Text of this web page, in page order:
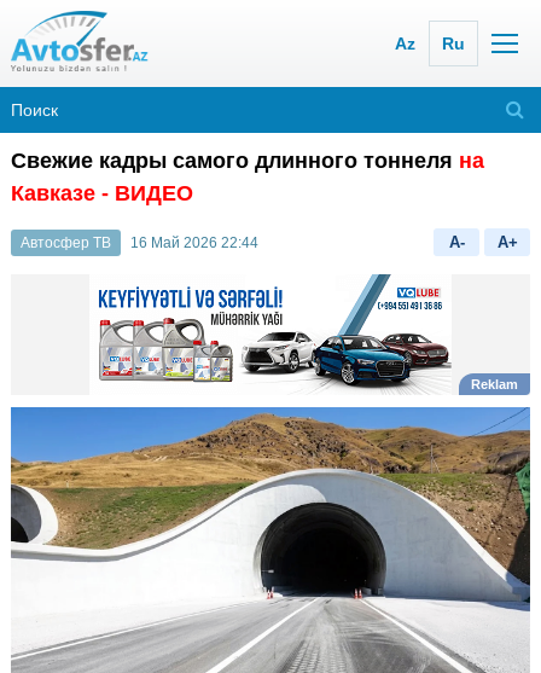
Az Ru
Свежие кадры самого длинного тоннеля на
Кавказе - ВИДЕО
Автосфер ТВ 16 Май 2026 22:44 A- A+